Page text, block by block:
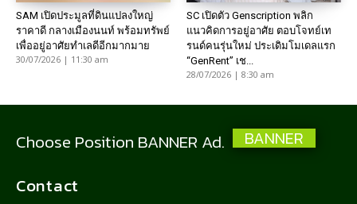
SAM เปิดประมูลที่ดินแปลงใหญ่
ราคาดี กลางเมืองนนท์ พร้อมทรัพย์
เพื่ออยู่อาศัยทำเลดีอีกมากมาย
30/07/2026 | 11:30 am
SC เปิดตัว Genscription พลิก
แนวคิดการอยู่อาศัย ตอบโจทย์เท
รนด์คนรุ่นใหม่ ประเดิมโมเดลแรก
“GenRent” เช...
28/07/2026 | 8:30 am
Choose Position BANNER Ad. BANNER
Contact